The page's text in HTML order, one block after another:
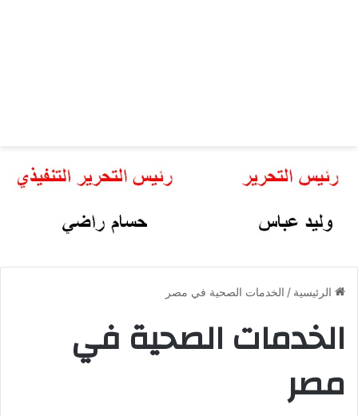
الرئيسية / الخدمات الصحية في مصر
الخدمات الصحية في
مصر